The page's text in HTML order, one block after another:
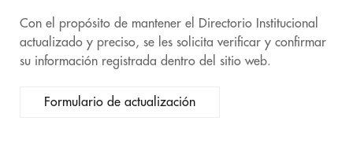
Con el propósito de mantener el Directorio Institucional
actualizado y preciso, se les solicita verificar y confirmar
su información registrada dentro del sitio web.
Formulario de actualización